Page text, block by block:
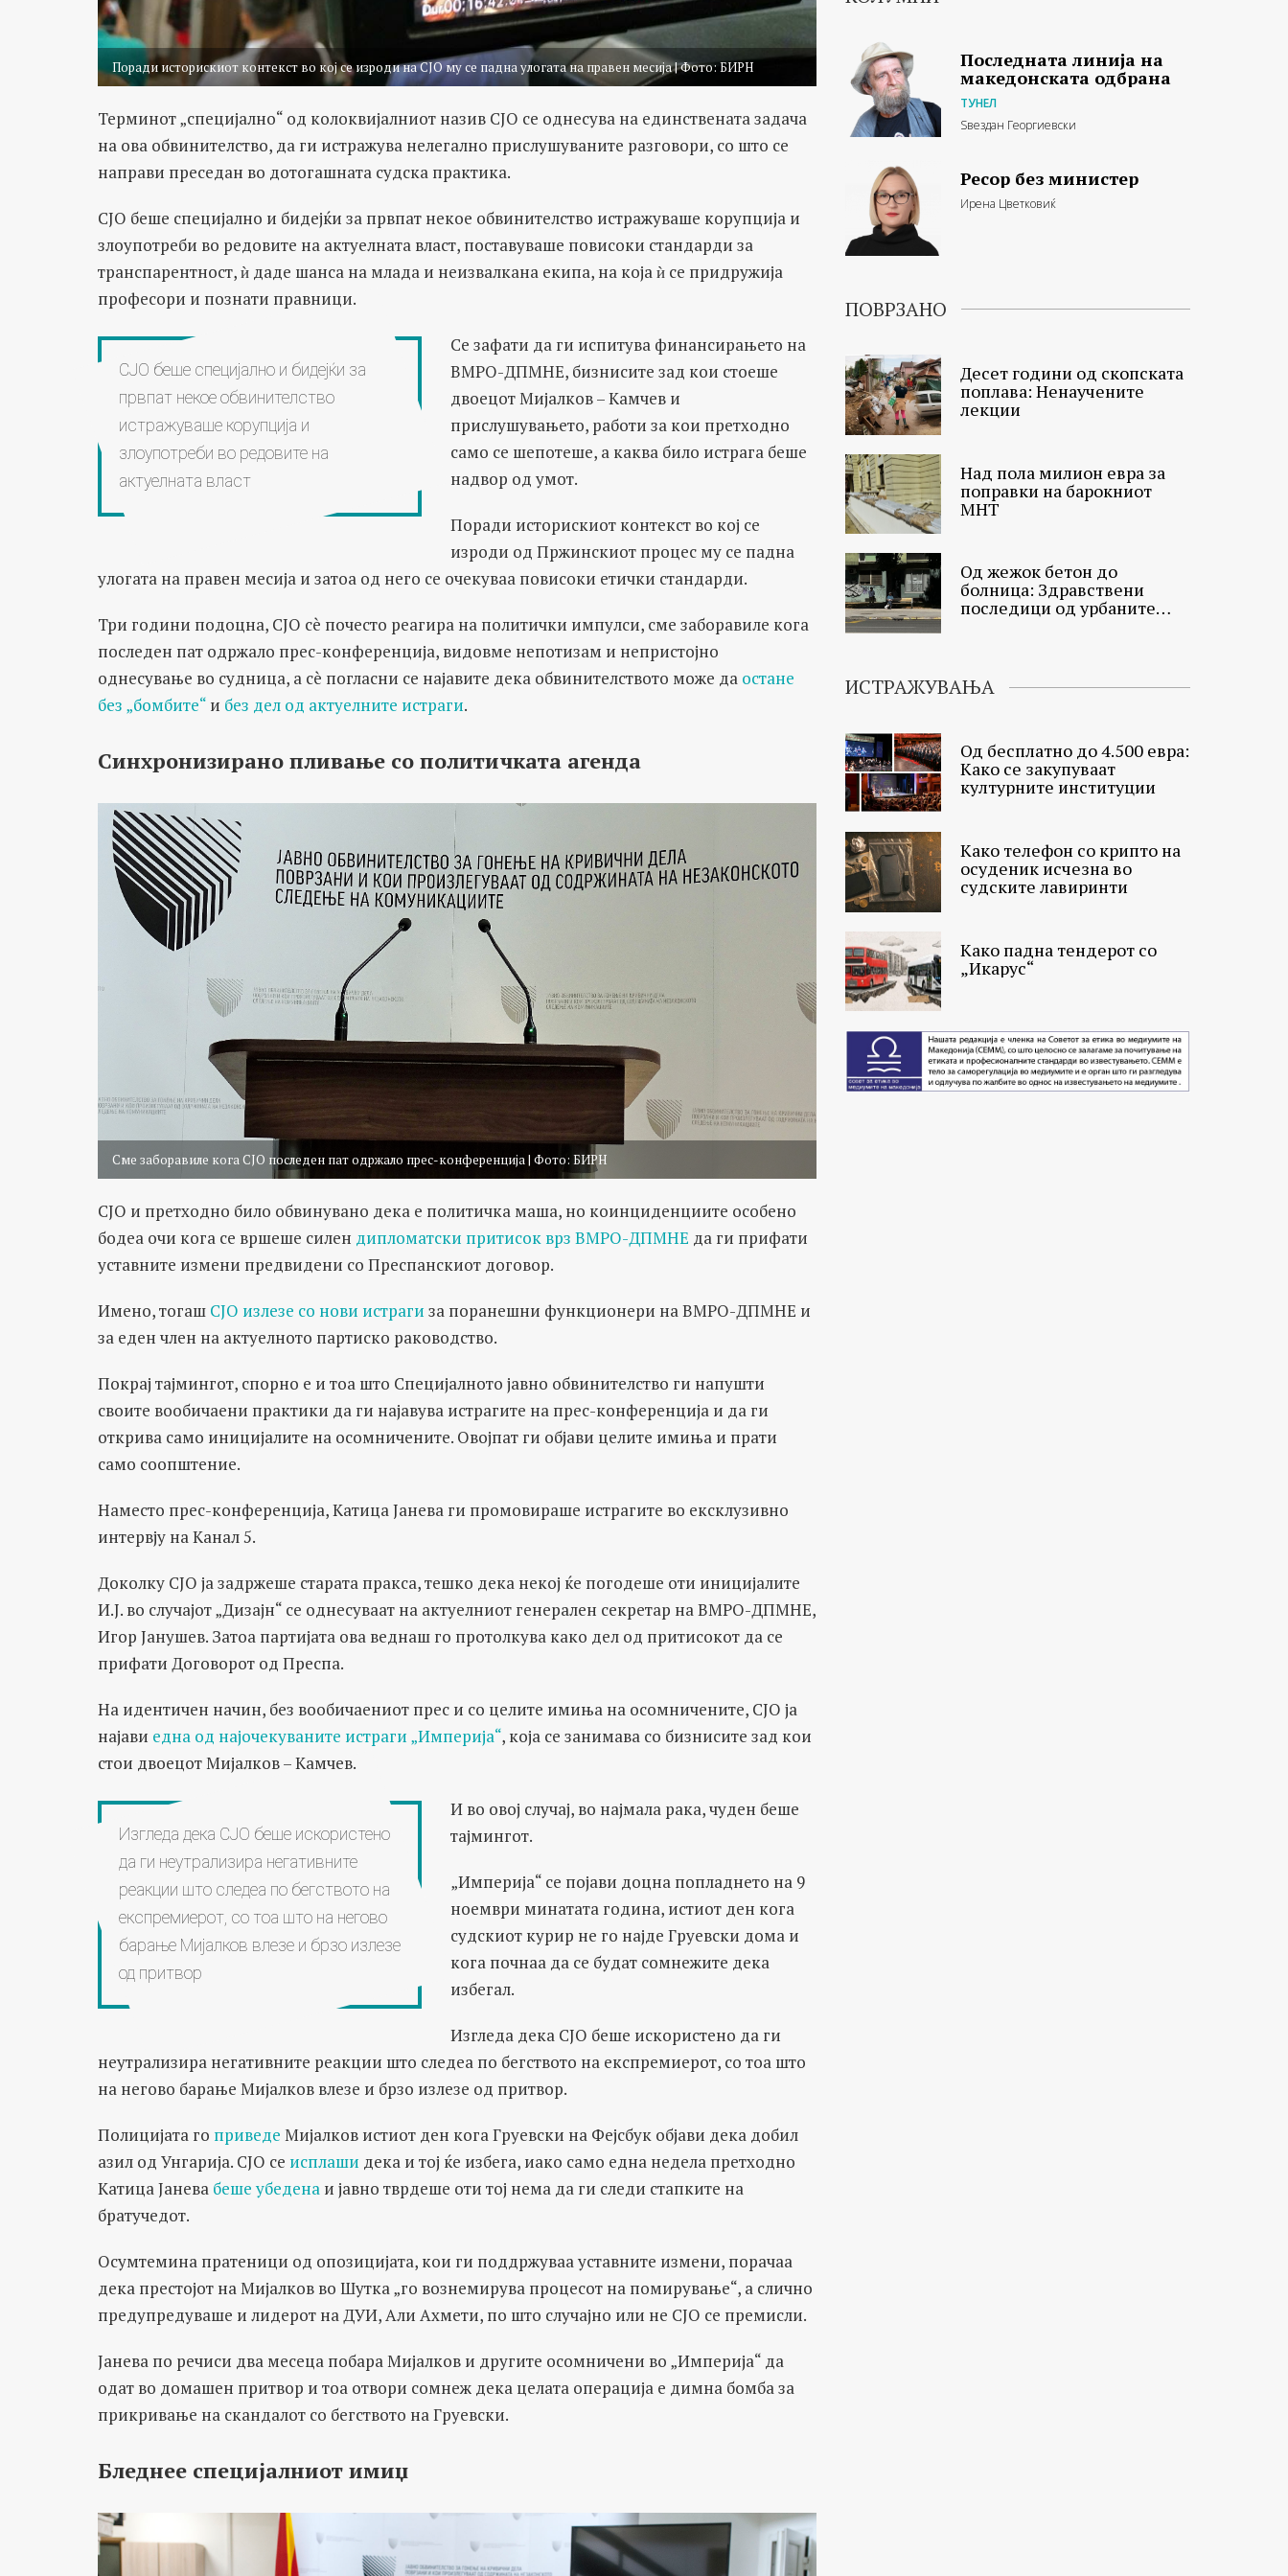
Поради историскиот контекст во кој се изроди на СЈО му се падна улогата на правен месија | Фото: БИРН
Терминот „специјално“ од колоквијалниот назив СЈО се однесува на единствената задача
на ова обвинителство, да ги истражува нелегално прислушуваните разговори, со што се
направи преседан во дотогашната судска практика.
СЈО беше специјално и бидејќи за првпат некое обвинителство истражуваше корупција и
злоупотреби во редовите на актуелната власт, поставуваше повисоки стандарди за
транспарентност, ѝ даде шанса на млада и неизвалкана екипа, на која ѝ се придружија
професори и познати правници.
СЈО беше специјално и бидејќи за
првпат некое обвинителство
истражуваше корупција и
злоупотреби во редовите на
актуелната власт
Се зафати да ги испитува финансирањето на
ВМРО-ДПМНЕ, бизнисите зад кои стоеше
двоецот Мијалков – Камчев и
прислушувањето, работи за кои претходно
само се шепотеше, а каква било истрага беше
надвор од умот.
Поради историскиот контекст во кој се
изроди од Пржинскиот процес му се падна
улогата на правен месија и затоа од него се очекуваа повисоки етички стандарди.
Три години подоцна, СЈО сè почесто реагира на политички импулси, сме заборавиле кога
последен пат одржало прес-конференција, видовме непотизам и непристојно
однесување во судница, а сè погласни се најавите дека обвинителството може да остане
без „бомбите“ и без дел од актуелните истраги.
Синхронизирано пливање со политичката агенда
Сме заборавиле кога СЈО последен пат одржало прес-конференција | Фото: БИРН
СЈО и претходно било обвинувано дека е политичка маша, но коинциденциите особено
бодеа очи кога се вршеше силен дипломатски притисок врз ВМРО-ДПМНЕ да ги прифати
уставните измени предвидени со Преспанскиот договор.
Имено, тогаш СЈО излезе со нови истраги за поранешни функционери на ВМРО-ДПМНЕ и
за еден член на актуелното партиско раководство.
Покрај тајмингот, спорно е и тоа што Специјалното јавно обвинителство ги напушти
своите вообичаени практики да ги најавува истрагите на прес-конференција и да ги
открива само иницијалите на осомничените. Овојпат ги објави целите имиња и прати
само соопштение.
Наместо прес-конференција, Катица Јанева ги промовираше истрагите во ексклузивно
интервју на Канал 5.
Доколку СЈО ја задржеше старата пракса, тешко дека некој ќе погодеше оти иницијалите
И.Ј. во случајот „Дизајн“ се однесуваат на актуелниот генерален секретар на ВМРО-ДПМНЕ,
Игор Јанушев. Затоа партијата ова веднаш го протолкува како дел од притисокот да се
прифати Договорот од Преспа.
На идентичен начин, без вообичаениот прес и со целите имиња на осомничените, СЈО ја
најави една од најочекуваните истраги „Империја“, која се занимава со бизнисите зад кои
стои двоецот Мијалков – Камчев.
Изгледа дека СЈО беше искористено
да ги неутрализира негативните
реакции што следеа по бегството на
експремиерот, со тоа што на негово
барање Мијалков влезе и брзо излезе
од притвор
И во овој случај, во најмала рака, чуден беше
тајмингот.
„Империја“ се појави доцна попладнето на 9
ноември минатата година, истиот ден кога
судскиот курир не го најде Груевски дома и
кога почнаа да се будат сомнежите дека
избегал.
Изгледа дека СЈО беше искористено да ги
неутрализира негативните реакции што следеа по бегството на експремиерот, со тоа што
на негово барање Мијалков влезе и брзо излезе од притвор.
Полицијата го приведе Мијалков истиот ден кога Груевски на Фејсбук објави дека добил
азил од Унгарија. СЈО се исплаши дека и тој ќе избега, иако само една недела претходно
Катица Јанева беше убедена и јавно тврдеше оти тој нема да ги следи стапките на
братучедот.
Осумтемина пратеници од опозицијата, кои ги поддржуваа уставните измени, порачаа
дека престојот на Мијалков во Шутка „го вознемирува процесот на помирување“, а слично
предупредуваше и лидерот на ДУИ, Али Ахмети, по што случајно или не СЈО се премисли.
Јанева по речиси два месеца побара Мијалков и другите осомничени во „Империја“ да
одат во домашен притвор и тоа отвори сомнеж дека целата операција е димна бомба за
прикривање на скандалот со бегството на Груевски.
Бледнее специјалниот имиџ
Последната линија на
македонската одбрана
ТУНЕЛ
Ѕвездан Георгиевски
Ресор без министер
Ирена Цветковиќ
ПОВРЗАНО
Десет години од скопската
поплава: Ненаучените
лекции
Над пола милион евра за
поправки на барокниот
МНТ
Од жежок бетон до
болница: Здравствени
последици од урбаните
ИСТРАЖУВАЊА
Од бесплатно до 4.500 евра:
Како се закупуваат
културните институции
Како телефон со крипто на
осуденик исчезна во
судските лавиринти
Како падна тендерот со
„Икарус“